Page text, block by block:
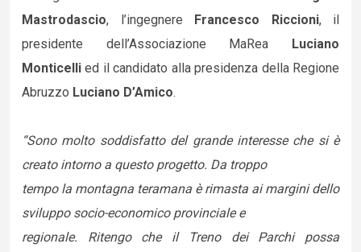
Mastrodascio, l’ingegnere Francesco Riccioni, il
presidente dell’Associazione MaRea Luciano
Monticelli ed il candidato alla presidenza della Regione
Abruzzo Luciano D’Amico.
“Sono molto soddisfatto del grande interesse che si è
creato intorno a questo progetto. Da troppo
tempo la montagna teramana è rimasta ai margini dello
sviluppo socio-economico provinciale e
regionale. Ritengo che il Treno dei Parchi possa